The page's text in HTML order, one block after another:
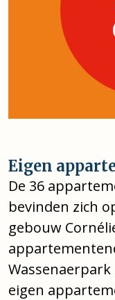
Eigen
De 36
bevinden zich
gebouw
eigen